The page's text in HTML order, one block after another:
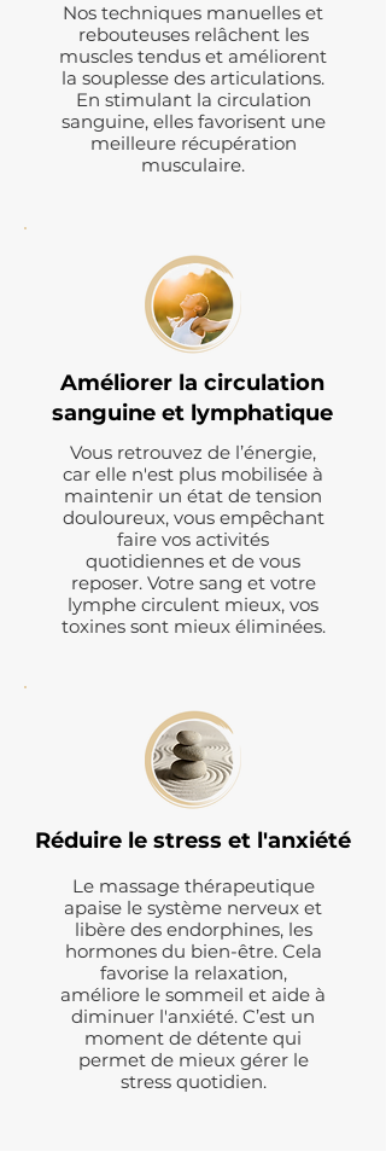
Nos techniques manuelles et
rebouteuses relâchent les
muscles tendus et améliorent
la souplesse des articulations.
En stimulant la circulation
sanguine, elles favorisent une
meilleure récupération
musculaire.
Améliorer la circulation
sanguine et lymphatique
Vous retrouvez de l’énergie,
car elle n'est plus mobilisée à
maintenir un état de tension
douloureux, vous empêchant
faire vos activités
quotidiennes et de vous
reposer. Votre sang et votre
lymphe circulent mieux, vos
toxines sont mieux éliminées.
Réduire le stress et l'anxiété
Le massage thérapeutique
apaise le système nerveux et
libère des endorphines, les
hormones du bien-être. Cela
favorise la relaxation,
améliore le sommeil et aide à
diminuer l'anxiété. C’est un
moment de détente qui
permet de mieux gérer le
stress quotidien.